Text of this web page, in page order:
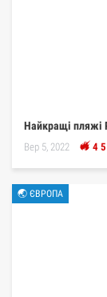
Найкращі пляжі
Вер 5, 2022 4
🌏 ЄВРОПА